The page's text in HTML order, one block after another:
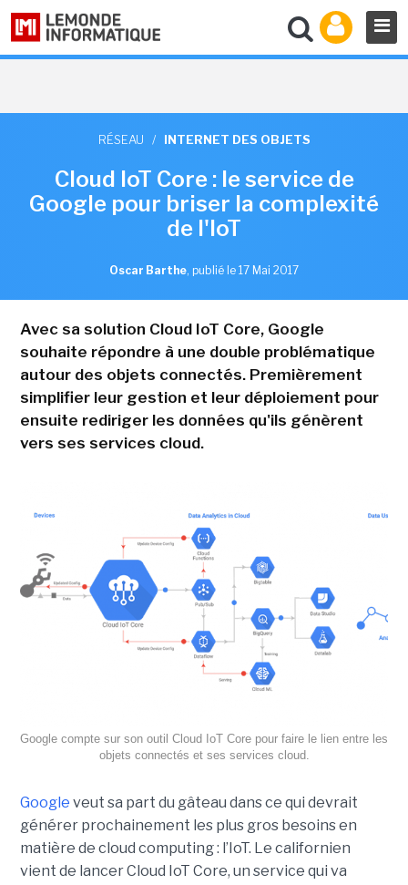
RÉSEAU / INTERNET DES OBJETS
Cloud IoT Core : le service de
Google pour briser la complexité
de l'IoT
Oscar Barthe, publié le 17 Mai 2017
Avec sa solution Cloud IoT Core, Google
souhaite répondre à une double problématique
autour des objets connectés. Premièrement
simplifier leur gestion et leur déploiement pour
ensuite rediriger les données qu'ils génèrent
vers ses services cloud.
Google compte sur son outil Cloud IoT Core pour faire le lien entre les
objets connectés et ses services cloud.
Google veut sa part du gâteau dans ce qui devrait
générer prochainement les plus gros besoins en
matière de cloud computing : l’IoT. Le californien
vient de lancer Cloud IoT Core, un service qui va